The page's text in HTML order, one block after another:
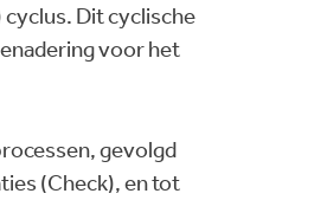
cyclus. Dit cyclische
voor het
gevolgd
(Check), en tot